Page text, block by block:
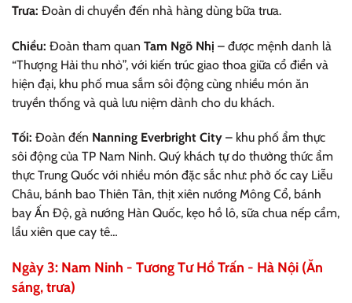
Trưa: Đoàn di chuyển đến nhà hàng dùng bữa trưa.
Chiều: Đoàn tham quan Tam Ngõ Nhị – được mệnh danh là
“Thượng Hải thu nhỏ”, với kiến trúc giao thoa giữa cổ điển và
hiện đại, khu phố mua sắm sôi động cùng nhiều món ăn
truyền thống và quà lưu niệm dành cho du khách.
Tối: Đoàn đến Nanning Everbright City – khu phố ẩm thực
sôi động của TP Nam Ninh. Quý khách tự do thưởng thức ẩm
thực Trung Quốc với nhiều món đặc sắc như: phở ốc cay Liễu
Châu, bánh bao Thiên Tân, thịt xiên nướng Mông Cổ, bánh
bay Ấn Độ, gà nướng Hàn Quốc, kẹo hồ lô, sữa chua nếp cẩm,
lẩu xiên que cay tê…
Ngày 3: Nam Ninh - Tương Tư Hồ Trấn - Hà Nội (Ăn
sáng, trưa)